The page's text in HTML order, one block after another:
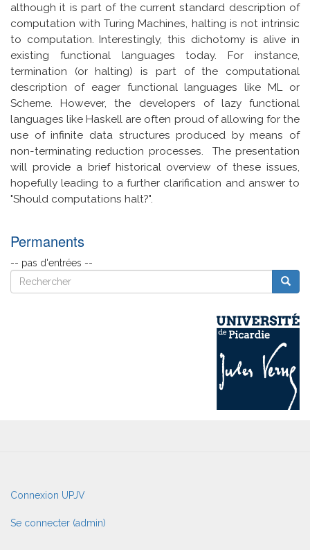
although it is part of the current standard description of
computation with Turing Machines, halting is not intrinsic
to computation. Interestingly, this dichotomy is alive in
existing functional languages today. For instance,
termination (or halting) is part of the computational
description of eager functional languages like ML or
Scheme. However, the developers of lazy functional
languages like Haskell are often proud of allowing for the
use of infinite data structures produced by means of
non-terminating reduction processes. The presentation
will provide a brief historical overview of these issues,
hopefully leading to a further clarification and answer to
"Should computations halt?".
Permanents
-- pas d'entrées --
Rechercher
Rechercher
User
account
menu
Connexion UPJV
Se connecter (admin)